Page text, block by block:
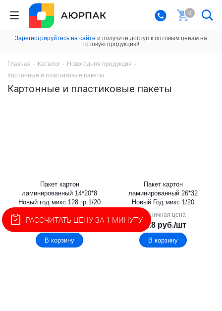
0
Зарегистрируйтесь на сайте и получите доступ к оптовым ценам на
готовую продукцию!
Главная - Каталог - Новогодняя продукция -
Картонные и пластиковые пакеты
Картонные и пластиковые пакеты
Пакет картон
ламинированный 14*20*8
Новый год микс 128 гр.1/20
23.6 руб./шт
В корзину
Пакет картон
ламинированный 26*32
Новый Год микс 1/20
Розничная цена
72.8руб./шт
В корзину
РАССЧИТАТЬ ЦЕНУ ЗА 1 МИНУТУ